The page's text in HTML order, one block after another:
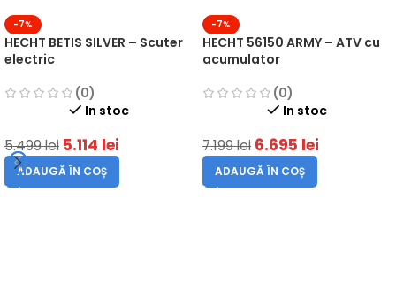
-7%
HECHT BETIS SILVER – Scuter
electric
(0)
In stoc
5.499lei 5.114 lei
ADAUGĂ ÎN COȘ
-7%
HECHT 56150 ARMY – ATV cu
acumulator
(0)
In stoc
7.199lei 6.695 lei
ADAUGĂ ÎN COȘ